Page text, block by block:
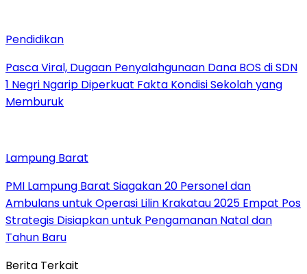
Pendidikan
Pasca Viral, Dugaan Penyalahgunaan Dana BOS di SDN
1 Negri Ngarip Diperkuat Fakta Kondisi Sekolah yang
Memburuk
Lampung Barat
PMI Lampung Barat Siagakan 20 Personel dan
Ambulans untuk Operasi Lilin Krakatau 2025 Empat Pos
Strategis Disiapkan untuk Pengamanan Natal dan
Tahun Baru
Berita Terkait